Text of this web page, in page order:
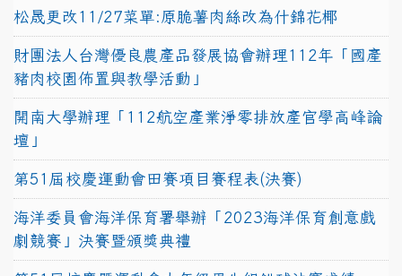
松晟更改11/27菜單:原脆薯肉絲改為什錦花椰
財團法人台灣優良農產品發展協會辦理112年「國產
豬肉校園佈置與教學活動」
開南大學辦理「112航空產業淨零排放產官學高峰論
壇」
第51屆校慶運動會田賽項目賽程表(決賽)
海洋委員會海洋保育署舉辦「2023海洋保育創意戲
劇競賽」決賽暨頒獎典禮